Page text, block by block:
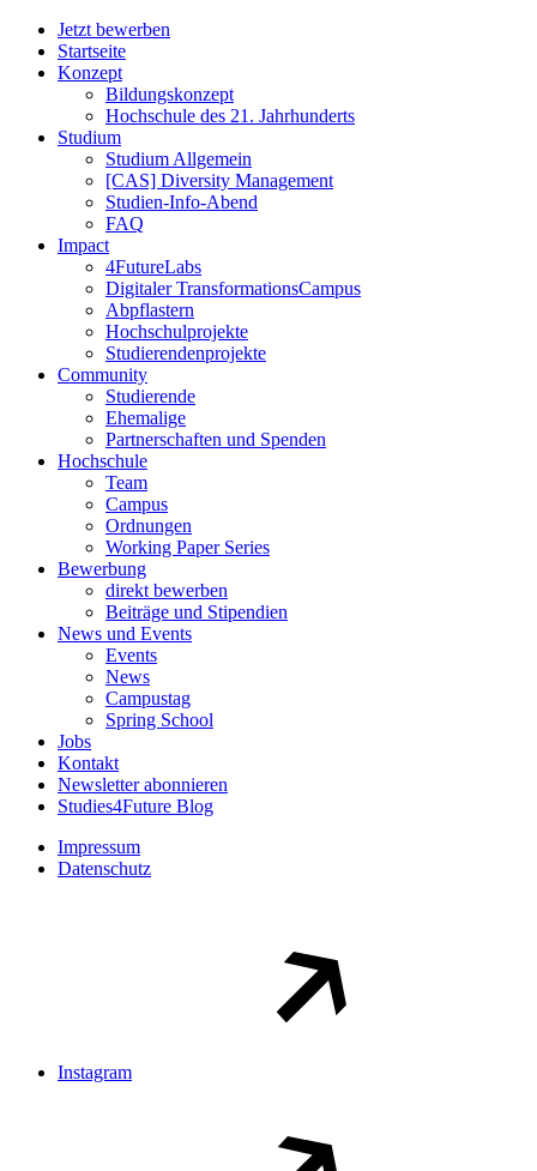
Jetzt bewerben
Startseite
Konzept
Bildungskonzept
Hochschule des 21. Jahrhunderts
Studium
Studium Allgemein
[CAS] Diversity Management
Studien-Info-Abend
FAQ
Impact
4FutureLabs
Digitaler TransformationsCampus
Abpflastern
Hochschulprojekte
Studierendenprojekte
Community
Studierende
Ehemalige
Partnerschaften und Spenden
Hochschule
Team
Campus
Ordnungen
Working Paper Series
Bewerbung
direkt bewerben
Beiträge und Stipendien
News und Events
Events
News
Campustag
Spring School
Jobs
Kontakt
Newsletter abonnieren
Studies4Future Blog
Impressum
Datenschutz
Instagram